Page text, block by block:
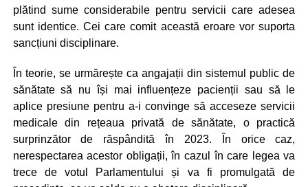
plătind sume considerabile pentru servicii care adesea
sunt identice. Cei care comit această eroare vor suporta
sancțiuni disciplinare.
În teorie, se urmărește ca angajații din sistemul public de
sănătate să nu își mai influențeze pacienții sau să le
aplice presiune pentru a-i convinge să acceseze servicii
medicale din rețeaua privată de sănătate, o practică
surprinzător de răspândită în 2023. În orice caz,
nerespectarea acestor obligații, în cazul în care legea va
trece de votul Parlamentului și va fi promulgată de